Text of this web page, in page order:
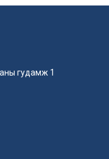
гудамж 1